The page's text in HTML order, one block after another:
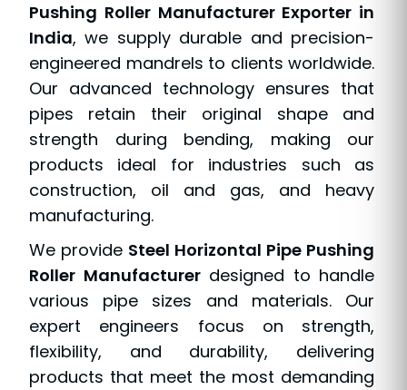
Pushing Roller Manufacturer Exporter in
India, we supply durable and precision-
engineered mandrels to clients worldwide.
Our advanced technology ensures that
pipes retain their original shape and
strength during bending, making our
products ideal for industries such as
construction, oil and gas, and heavy
manufacturing.
We provide Steel Horizontal Pipe Pushing
Roller Manufacturerdesigned to handle
various pipe sizes and materials. Our
expert engineers focus on strength,
flexibility, and durability, delivering
products that meet the most demanding